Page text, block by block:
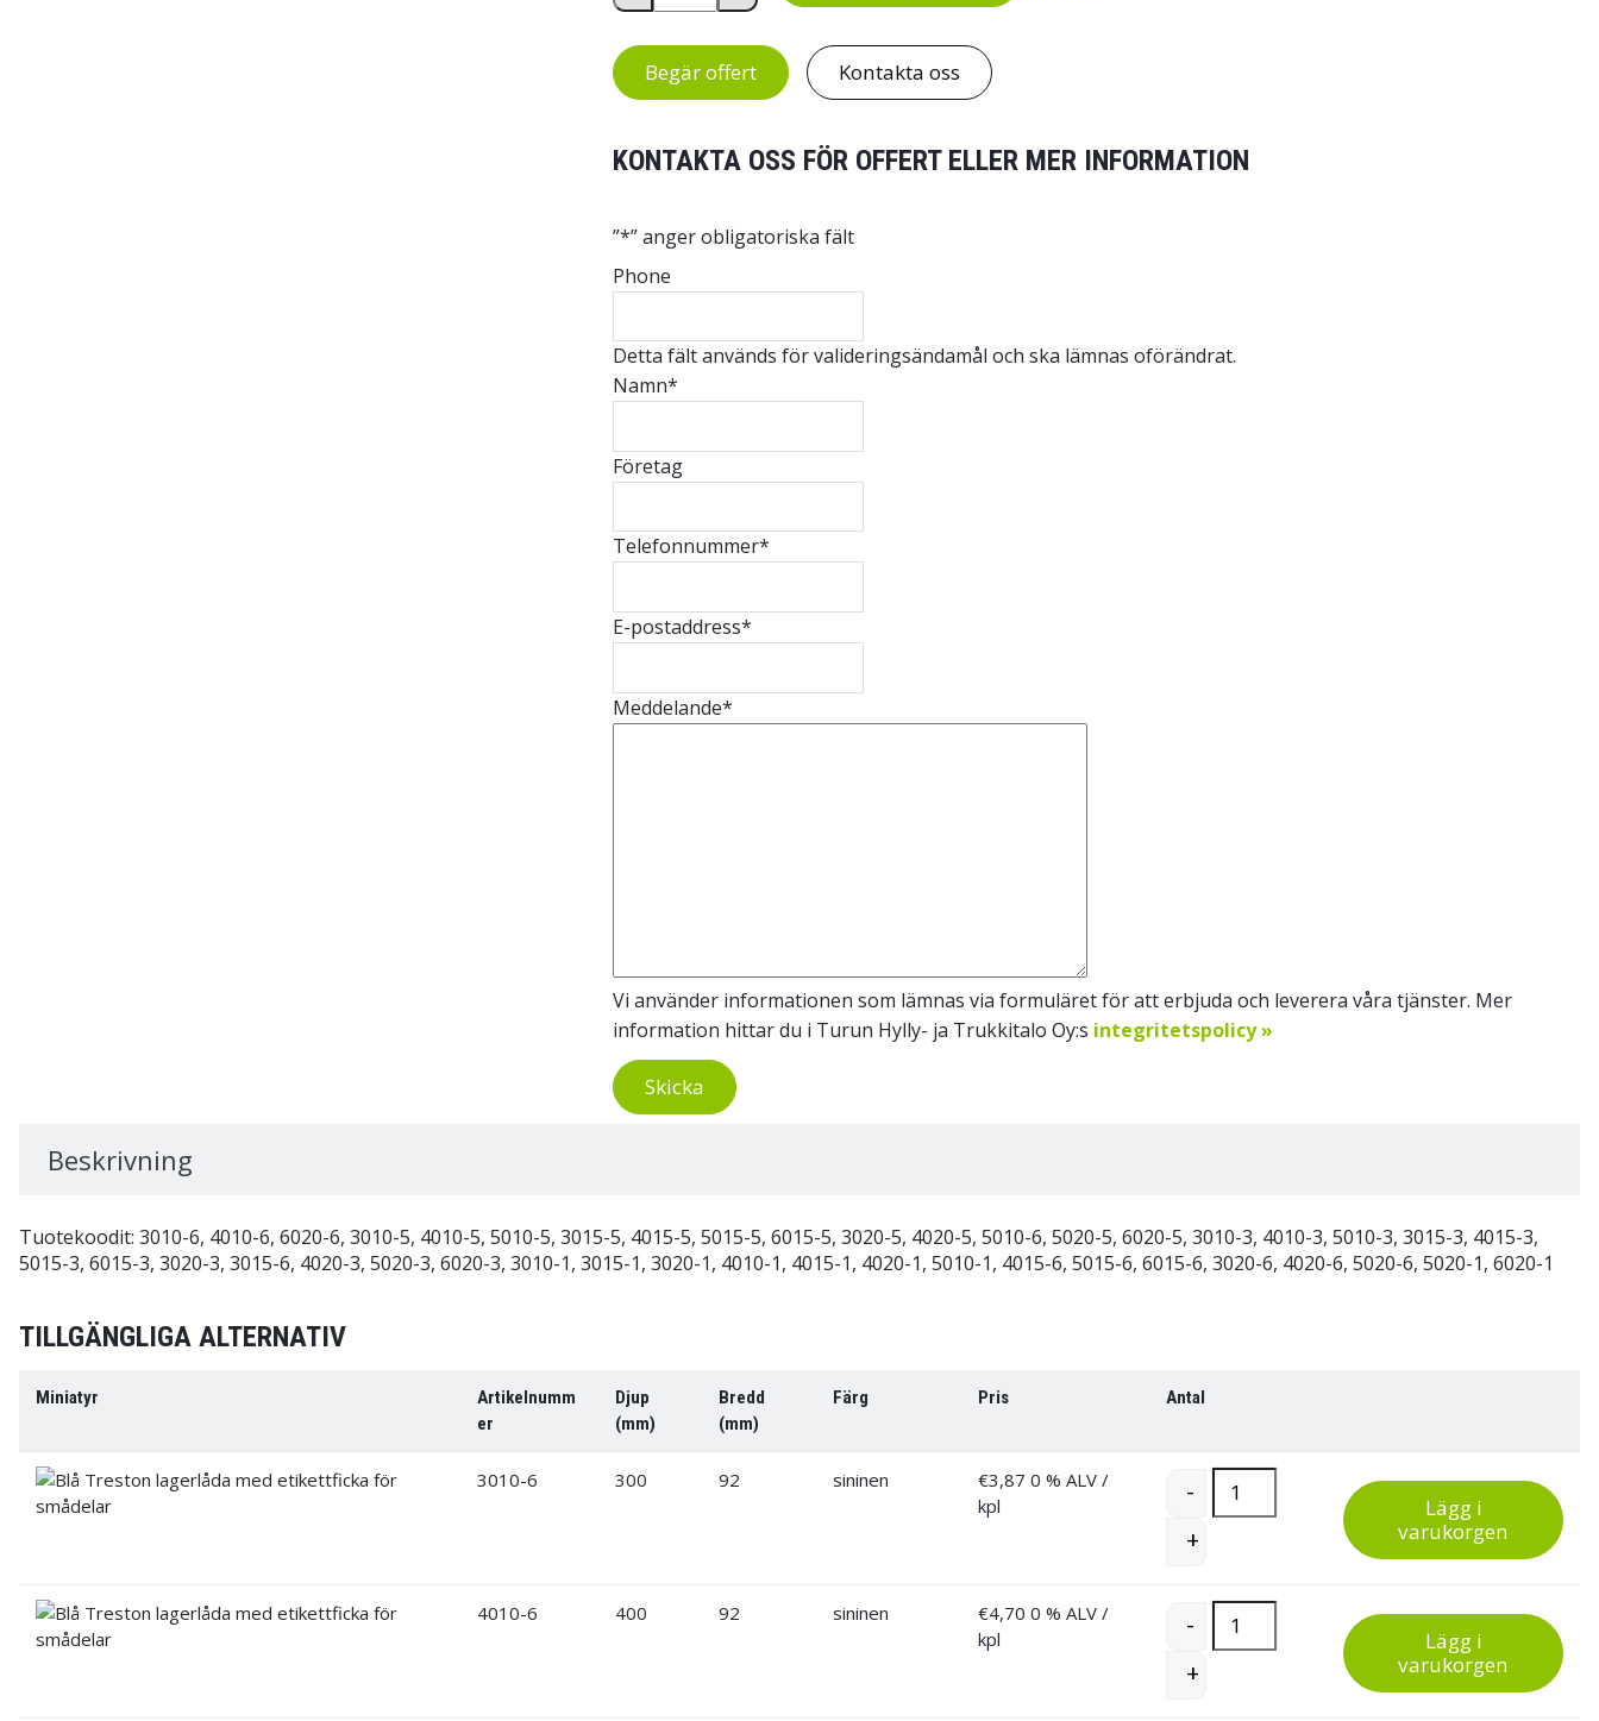
Begär offert Kontakta oss
KONTAKTA OSS FÖR OFFERT ELLER MER INFORMATION
”*” anger obligatoriska fält
Phone
Detta fält används för valideringsändamål och ska lämnas oförändrat.
Namn*
Företag
Telefonnummer*
E-postaddress*
Meddelande*
Vi använder informationen som lämnas via formuläret för att erbjuda och leverera våra tjänster. Mer
information hittar du i Turun Hylly- ja Trukkitalo Oy:s integritetspolicy »
Skicka
Beskrivning
Tuotekoodit: 3010-6, 4010-6, 6020-6, 3010-5, 4010-5, 5010-5, 3015-5, 4015-5, 5015-5, 6015-5, 3020-5, 4020-5, 5010-6, 5020-5, 6020-5, 3010-3, 4010-3, 5010-3, 3015-3, 4015-3,
5015-3, 6015-3, 3020-3, 3015-6, 4020-3, 5020-3, 6020-3, 3010-1, 3015-1, 3020-1, 4010-1, 4015-1, 4020-1, 5010-1, 4015-6, 5015-6, 6015-6, 3020-6, 4020-6, 5020-6, 5020-1, 6020-1
TILLGÄNGLIGA ALTERNATIV
Miniatyr
Artikelnumm
er
Djup
(mm)
Bredd
(mm)
Färg Pris Antal
3010-6 300 92 sininen €3,87 0 % ALV /
kpl
- Treston hyllbackar quantity
+
Lägg i
varukorgen
4010-6 400 92 sininen €4,70 0 % ALV /
kpl
- Treston hyllbackar quantity
+
Lägg i
varukorgen